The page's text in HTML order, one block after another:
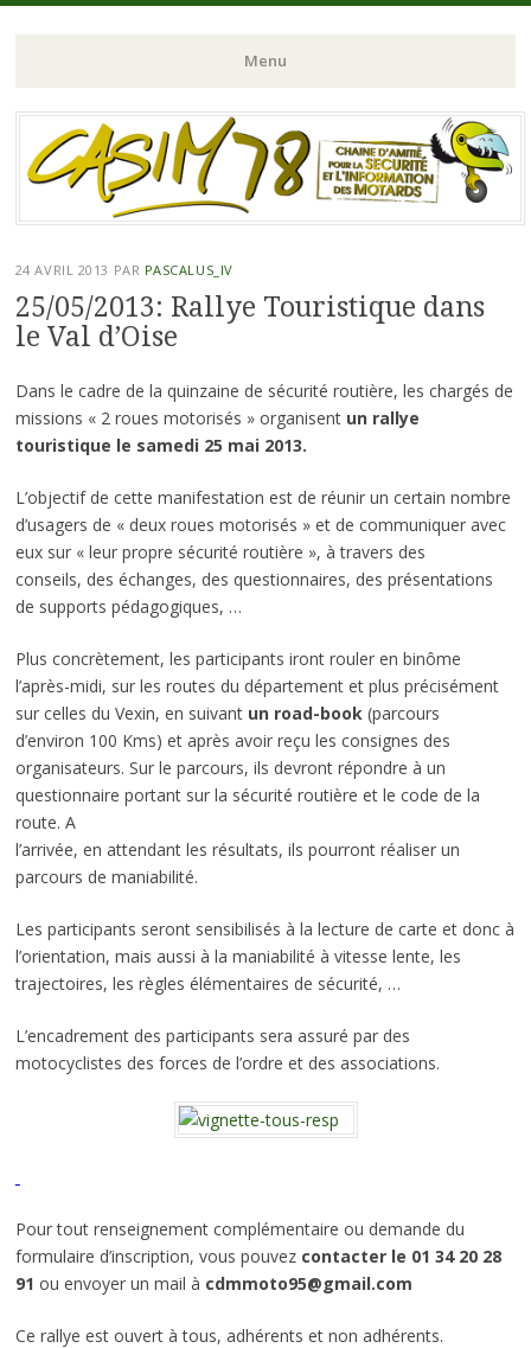
Menu
Aller
au
contenu
24 AVRIL 2013 PAR PASCALUS_IV
25/05/2013: Rallye Touristique dans
le Val d’Oise
Dans le cadre de la quinzaine de sécurité routière, les chargés de
missions « 2 roues motorisés » organisent un rallye
touristique le samedi 25 mai 2013.
L’objectif de cette manifestation est de réunir un certain nombre
d’usagers de « deux roues motorisés » et de communiquer avec
eux sur « leur propre sécurité routière », à travers des
conseils, des échanges, des questionnaires, des présentations
de supports pédagogiques, …
Plus concrètement, les participants iront rouler en binôme
l’après-midi, sur les routes du département et plus précisément
sur celles du Vexin, en suivant un road-book (parcours
d’environ 100 Kms) et après avoir reçu les consignes des
organisateurs. Sur le parcours, ils devront répondre à un
questionnaire portant sur la sécurité routière et le code de la
route. A
l’arrivée, en attendant les résultats, ils pourront réaliser un
parcours de maniabilité.
Les participants seront sensibilisés à la lecture de carte et donc à
l’orientation, mais aussi à la maniabilité à vitesse lente, les
trajectoires, les règles élémentaires de sécurité, …
L’encadrement des participants sera assuré par des
motocyclistes des forces de l’ordre et des associations.
Pour tout renseignement complémentaire ou demande du
formulaire d’inscription, vous pouvez contacter le 01 34 20 28
91 ou envoyer un mail à cdmmoto95@gmail.com
Ce rallye est ouvert à tous, adhérents et non adhérents.